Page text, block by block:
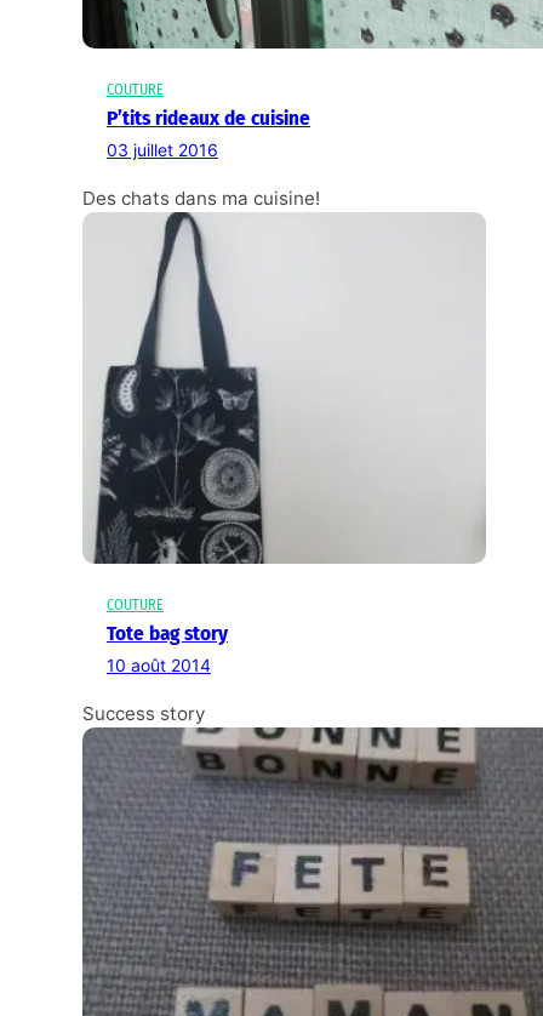
COUTURE
P’tits rideaux de cuisine
03 juillet 2016
Des chats dans ma cuisine!
COUTURE
Tote bag story
10 août 2014
Success story